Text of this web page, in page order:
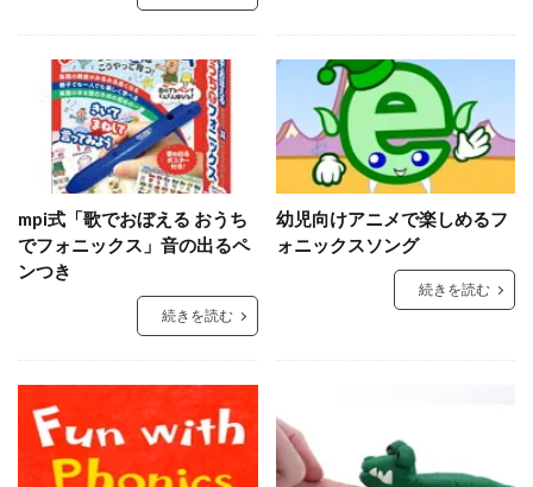
mpi式「歌でおぼえる おうち
でフォニックス」音の出るペ
ンつき
続きを読む
幼児向けアニメで楽しめるフ
ォニックスソング
続きを読む